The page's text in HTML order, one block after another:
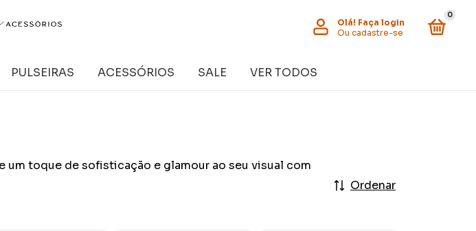
Olá! Faça login
Ou cadastre-se
0
PULSEIRAS ACESSÓRIOS SALE VER TODOS
toque de sofisticação e glamour ao seu visual com
Ordenar